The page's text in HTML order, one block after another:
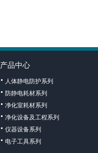
产品中心
人体静电防护系列
防静电耗材系列
净化室耗材系列
净化设备及工程系列
仪器设备系列
电子工具系列